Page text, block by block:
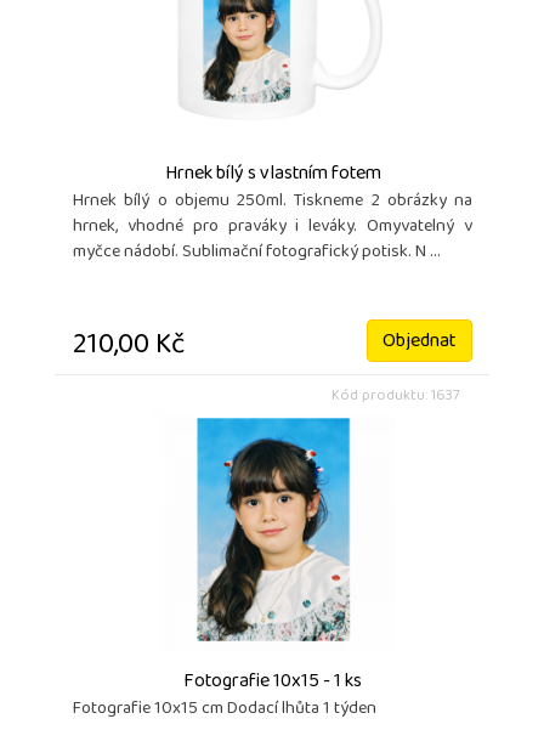
Hrnek bílý s vlastním fotem
Hrnek bílý o objemu 250ml. Tiskneme 2 obrázky na
hrnek, vhodné pro praváky i leváky. Omyvatelný v
myčce nádobí. Sublimační fotografický potisk. N ...
210,00 Kč Objednat
Kód produktu: 1637
Fotografie 10x15 - 1 ks
Fotografie 10x15 cm Dodací lhůta 1 týden